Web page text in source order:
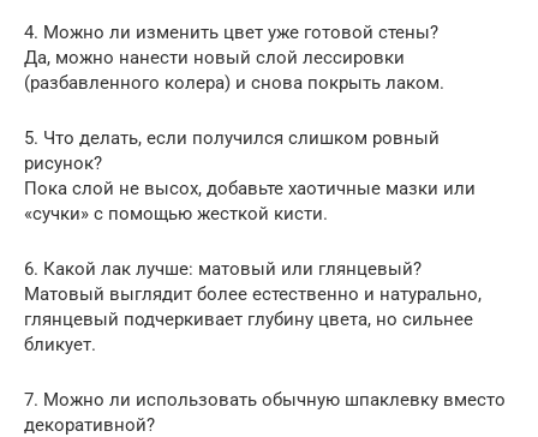
4. Можно ли изменить цвет уже готовой стены?
Да, можно нанести новый слой лессировки
(разбавленного колера) и снова покрыть лаком.
5. Что делать, если получился слишком ровный
рисунок?
Пока слой не высох, добавьте хаотичные мазки или
«сучки» с помощью жесткой кисти.
6. Какой лак лучше: матовый или глянцевый?
Матовый выглядит более естественно и натурально,
глянцевый подчеркивает глубину цвета, но сильнее
бликует.
7. Можно ли использовать обычную шпаклевку вместо
декоративной?